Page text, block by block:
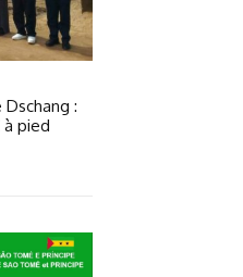
:
à pied